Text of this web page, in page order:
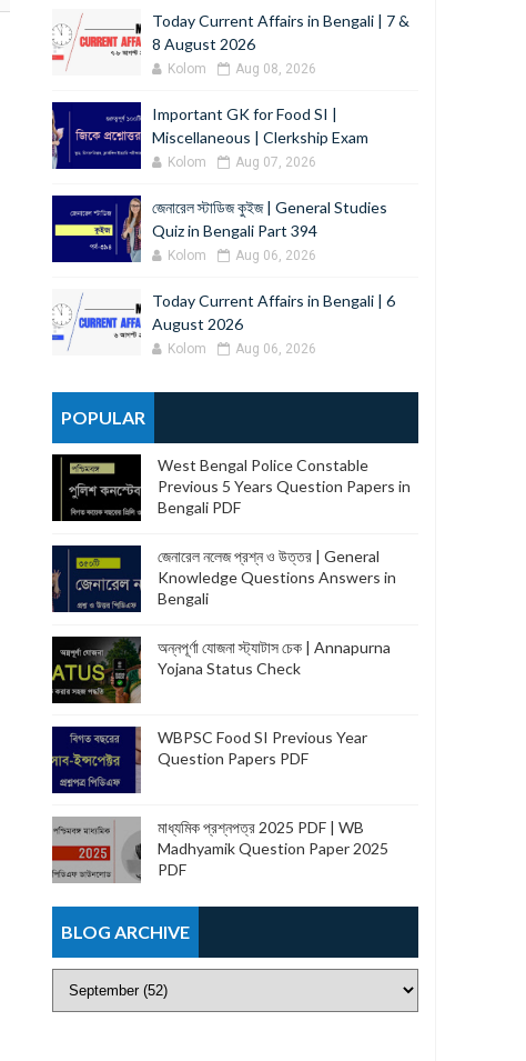
Today Current Affairs in Bengali | 7 &
8 August 2026
Kolom Aug 08, 2026
Important GK for Food SI |
Miscellaneous | Clerkship Exam
Kolom Aug 07, 2026
জেনারেল স্টাডিজ কুইজ | General Studies
Quiz in Bengali Part 394
Kolom Aug 06, 2026
Today Current Affairs in Bengali | 6
August 2026
Kolom Aug 06, 2026
POPULAR
West Bengal Police Constable
Previous 5 Years Question Papers in
Bengali PDF
জেনারেল নলেজ প্রশ্ন ও উত্তর | General
Knowledge Questions Answers in
Bengali
অন্নপূর্ণা যোজনা স্ট্যাটাস চেক | Annapurna
Yojana Status Check
WBPSC Food SI Previous Year
Question Papers PDF
মাধ্যমিক প্রশ্নপত্র 2025 PDF | WB
Madhyamik Question Paper 2025
PDF
BLOG ARCHIVE